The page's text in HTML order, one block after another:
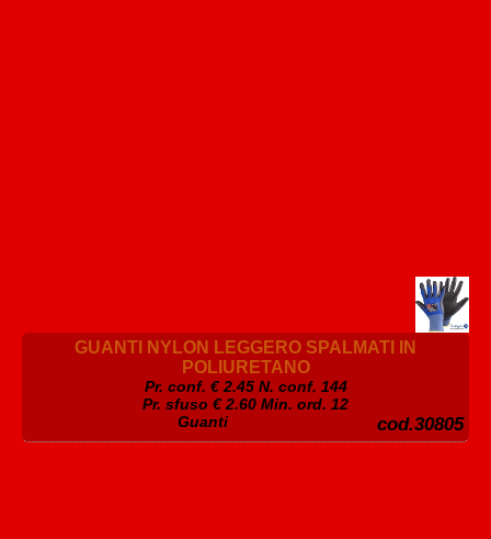
GUANTI NYLON LEGGERO SPALMATI IN
POLIURETANO
Pr. conf. €2.45N. conf. 144
Pr. sfuso € 2.60 Min. ord. 12
Guanti
cod.30805